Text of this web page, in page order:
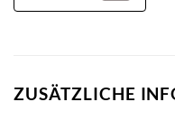
ZUSÄTZLICHE